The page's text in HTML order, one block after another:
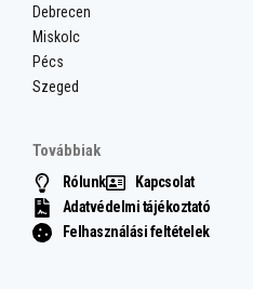
Debrecen
Miskolc
Pécs
Szeged
Továbbiak
Rólunk
Kapcsolat
Adatvédelmi tájékoztató
Felhasználási feltételek